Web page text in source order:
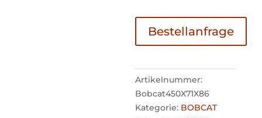
Bestellanfrage
Artikelnummer:
Bobcat450X71X86
Kategorie: BOBCAT